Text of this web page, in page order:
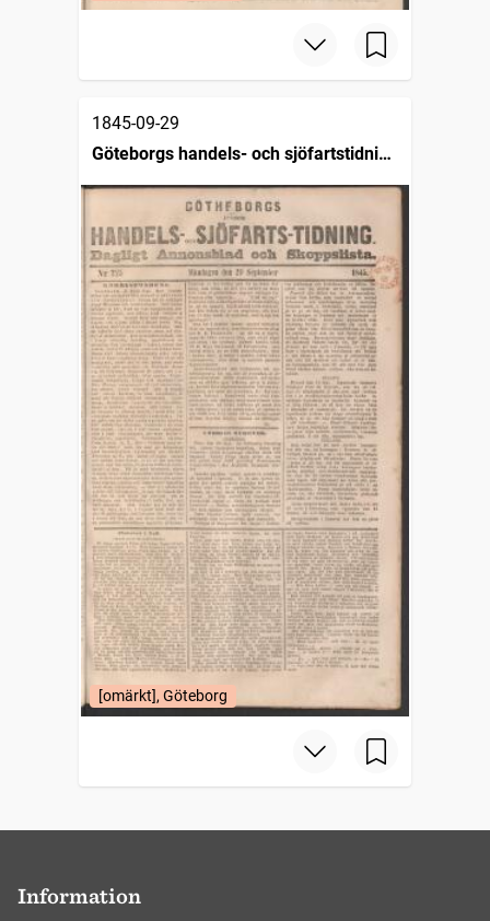
1845-09-29
Göteborgs handels- och sjöfartstidning
(1832)
[omärkt], Göteborg
Information